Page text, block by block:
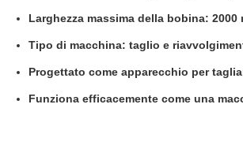
Larghezza massima della bobina:
Tipo di macchina: taglio e
Progettato come apparecchio per
Funziona efficacemente come una